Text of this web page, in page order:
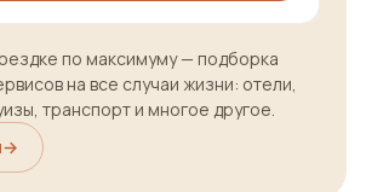
по максимуму — подборка
на все случаи жизни: отели,
транспорт и многое другое.
→